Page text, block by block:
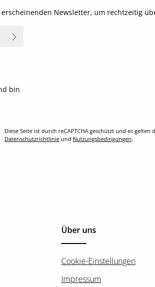
Newsletter, um rechtzeitig
bin
Diese Seite ist durch reCAPTCHA geschützt und es gelten
Datenschutzrichtlinieund Nutzungsbedingungen.
Über uns
Cookie-Einstellungen
Impressum